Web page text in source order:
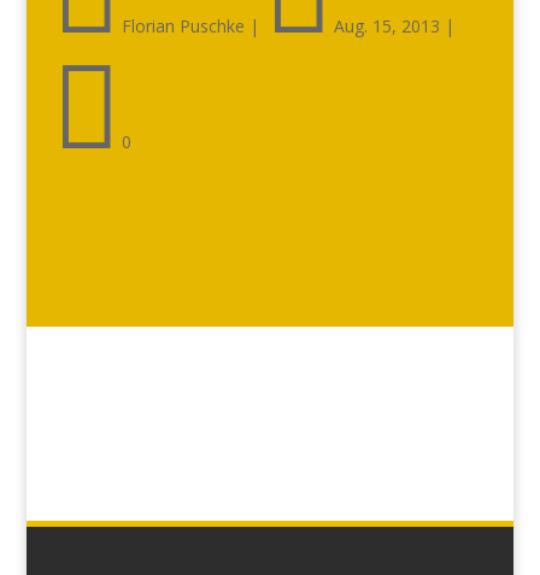
Florian Puschke | Aug. 15, 2013 |
 0